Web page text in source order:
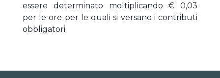
essere determinato moltiplicando € 0,03
per le ore per le quali si versano i contributi
obbligatori.